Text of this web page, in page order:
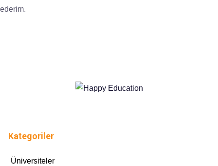
ederim.
Kategoriler
Üniversiteler